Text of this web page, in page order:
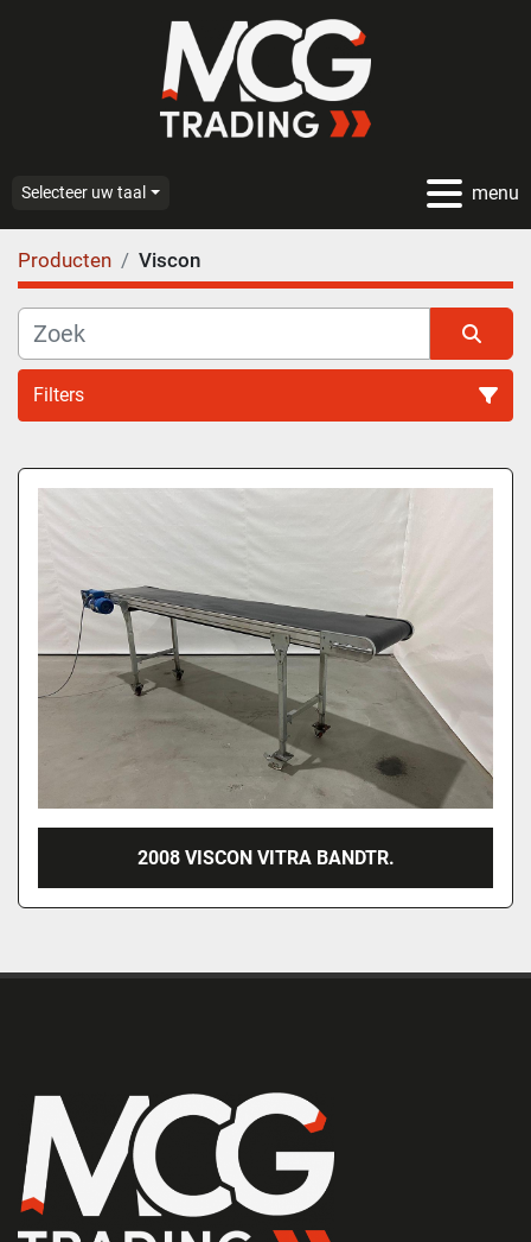
menu
Selecteer uw taal
Producten Viscon
Filters
Alle categoriën
Sorteren op
2008 VISCON VITRA BANDTR.